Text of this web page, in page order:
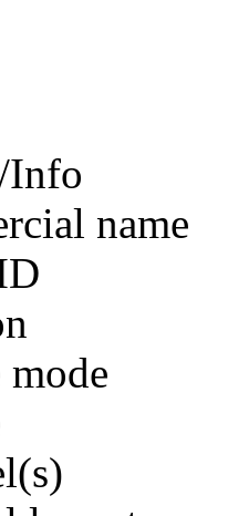
:
Info :
ID :
:
mode
:
: